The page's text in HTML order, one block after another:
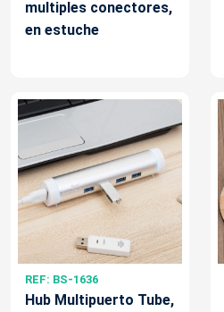
multiples conectores,
en estuche
REF: BS-1636
Hub Multipuerto Tube,